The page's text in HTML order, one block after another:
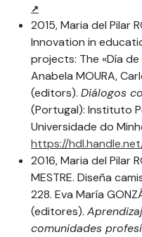
2015, Maria del Pilar
Innovation in
projects: The «Día de
Anabela MOURA,
(editors). Diálogos
(Portugal): Instituto
Universidade do
https://
2016, Maria del Pilar
MESTRE. Diseña
228. Eva María
(editores).
comunidades